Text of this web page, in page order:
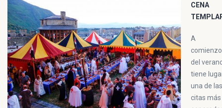
CENA
A
del
tiene
una de las
citas más